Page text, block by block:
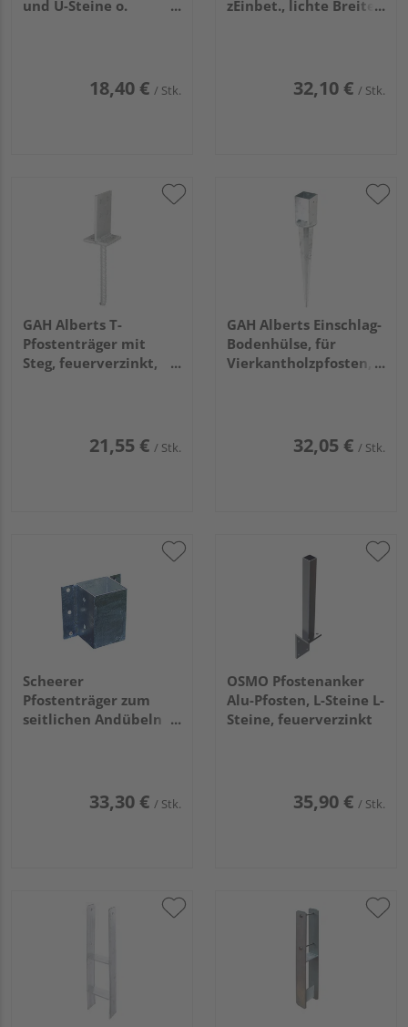
und U-Steine o.
18,40 € / Stk.
zEinbet., lichte Breite
32,10 € / Stk.
GAH Alberts T-
Pfostenträger mit
Steg, feuerverzinkt,
21,55 € / Stk.
GAH Alberts Einschlag-
Bodenhülse, für
Vierkantholzpfosten,
32,05 € / Stk.
Scheerer
Pfostenträger zum
seitlichen Andübeln
33,30 € / Stk.
OSMO Pfostenanker
Alu-Pfosten, L-Steine L-
Steine, feuerverzinkt
35,90 € / Stk.